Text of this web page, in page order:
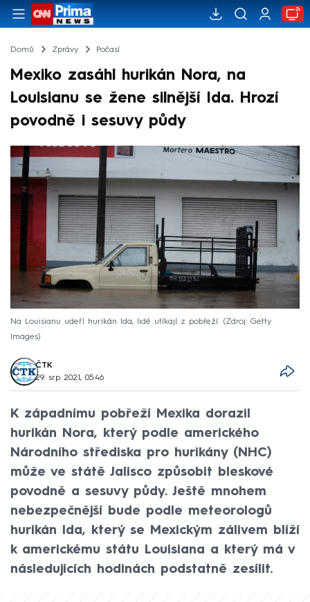
Domů Zprávy Počasí
Mexiko zasáhl hurikán Nora, na
Louisianu se žene silnější Ida. Hrozí
povodně i sesuvy půdy
Na Louisianu udeří hurikán Ida, lidé utíkají z pobřeží.
Zdroj: Getty
Images
ČTK
29. srp 2021, 05:46
K západnímu pobřeží Mexika dorazil
hurikán Nora, který podle amerického
Národního střediska pro hurikány (NHC)
může ve státě Jalisco způsobit bleskové
povodně a sesuvy půdy. Ještě mnohem
nebezpečnější bude podle meteorologů
hurikán Ida, který se Mexickým zálivem blíží
k americkému státu Louisiana a který má v
následujících hodinách podstatně zesílit.